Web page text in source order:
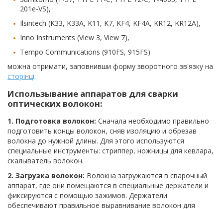
201e-VS),
Ilsintech (K33, K33A, K11, K7, KF4, KF4A, KR12, KR12A),
Inno Instruments (View 3, View 7),
Tempo Communications (910FS, 915FS)
можна отримати, заповнивши форму зворотного зв'язку на
сторінці.
Использывание аппаратов для сварки
оптических волокон:
1. Подготовка волокон: Сначала необходимо правильно
подготовить концы волокон, сняв изоляцию и обрезав
волокна до нужной длины. Для этого используются
специальные инструменты: стриппер, ножницы для кевлара,
скалыватель волокон.
2. Загрузка волокон: Волокна загружаются в сварочный
аппарат, где они помещаются в специальные держатели и
фиксируются с помощью зажимов. Держатели
обеспечивают правильное выравнивание волокон для